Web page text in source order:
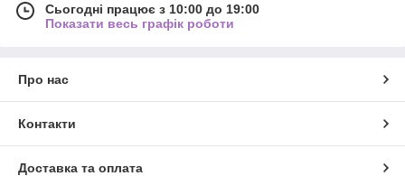
Сьогодні працює з 10:00 до 19:00
Показати весь графік роботи
Про нас
Контакти
Доставка та оплата